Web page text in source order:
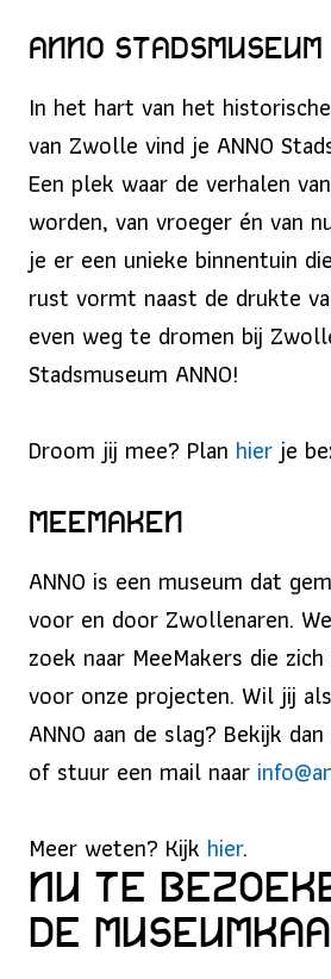
ANNO
In het hart van het
van Zwolle vind je ANNO
Een plek waar de verhalen
worden, van vroeger én van
je er een unieke binnentuin
rust vormt naast de drukte
even weg te dromen bij
Stadsmuseum ANNO!
Droom jij mee? Plan hier je
MeeMaken
ANNO is een museum dat
voor en door Zwollenaren.
zoek naar MeeMakers die
voor onze projecten. Wil jij
ANNO aan de slag? Bekijk
of stuur een mail naar
Meer weten? Kijk hier.
Nu te
de